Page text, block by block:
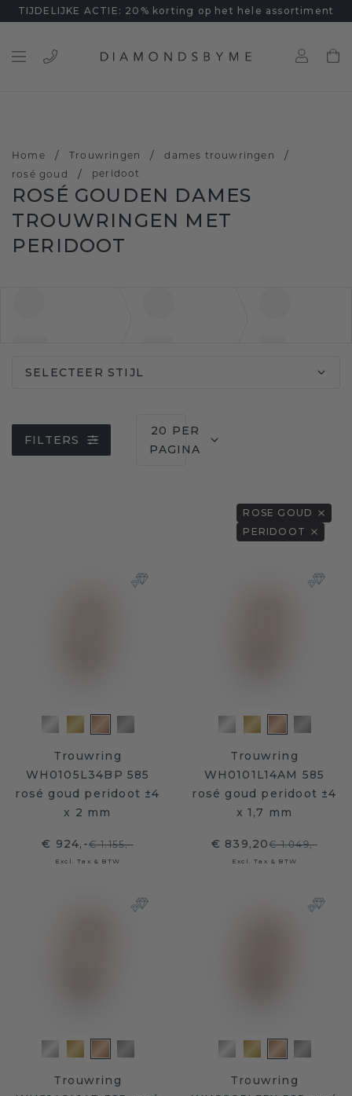
TIJDELIJKE ACTIE: 20% korting op het hele assortiment
Home / Trouwringen / dames trouwringen /
rosé goud / peridoot
ROSÉ GOUDEN DAMES
TROUWRINGEN MET
PERIDOOT
SELECTEER STIJL
FILTERS
20 PER
PAGINA
ROSE GOUD
PERIDOOT
Trouwring
WH0105L34BP 585
rosé goud peridoot ±4
x 2 mm
€ 924,-€ 1.155,-
Excl. Tax & BTW
Trouwring
WH0101L14AM 585
rosé goud peridoot ±4
x 1,7 mm
€ 839,20€ 1.049,-
Excl. Tax & BTW
Trouwring
Trouwring